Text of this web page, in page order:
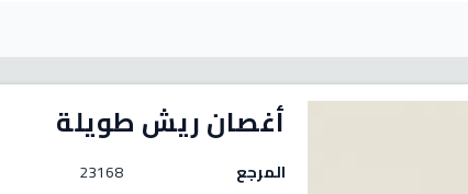
أغصان ريش طويلة
المرجع 23168